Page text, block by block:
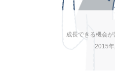
成長できる機会が
2015